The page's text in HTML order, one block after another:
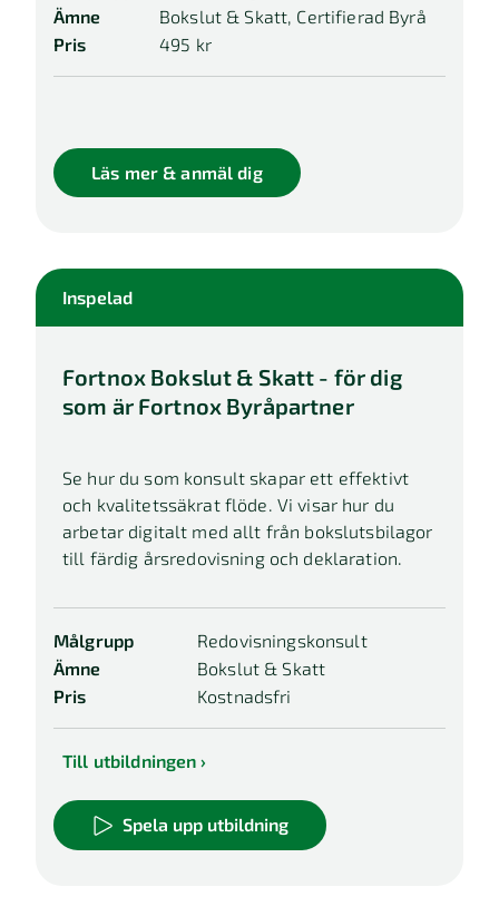
Ämne
Bokslut & Skatt, Certifierad Byrå
Pris
495 kr
Läs mer & anmäl dig
Inspelad
Fortnox Bokslut & Skatt - för dig
som är Fortnox Byråpartner
Se hur du som konsult skapar ett effektivt
och kvalitetssäkrat flöde. Vi visar hur du
arbetar digitalt med allt från bokslutsbilagor
till färdig årsredovisning och deklaration.
Målgrupp
Redovisningskonsult
Ämne
Bokslut & Skatt
Pris
Kostnadsfri
Till utbildningen
Spela upp utbildning